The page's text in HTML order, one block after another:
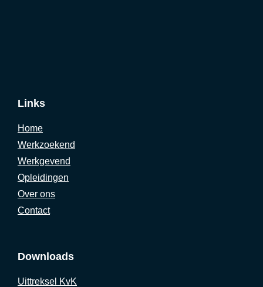
Links
Home
Werkzoekend
Werkgevend
Opleidingen
Over ons
Contact
Downloads
Uittreksel KvK